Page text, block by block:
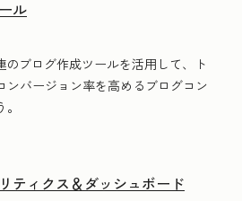
ル
ブログ作成ツールを活用して、ト
ンバージョン率を高めるブログコン
ティクス＆ダッシュボード